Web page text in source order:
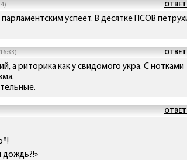
парламентским успеет. В десятке ПСОВ
а риторика как у свидомого укра. С нотками
дождь?!»